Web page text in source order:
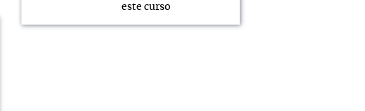
este curso